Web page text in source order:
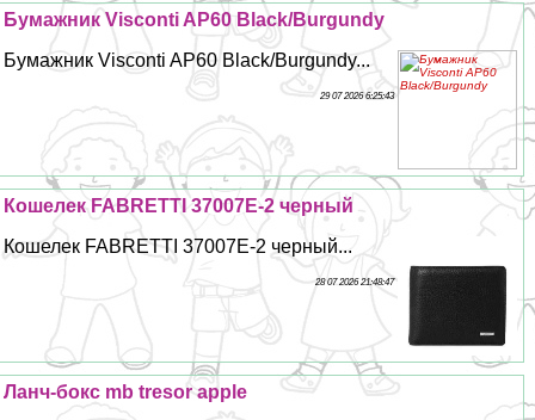
Бумажник Visconti AP60 Black/Burgundy
Бумажник Visconti AP60 Black/Burgundy...
29 07 2026 6:25:43
Кошелек FABRETTI 37007E-2 черный
Кошелек FABRETTI 37007E-2 черный...
28 07 2026 21:48:47
Ланч-бокс mb tresor apple